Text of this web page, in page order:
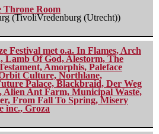
Throne Room
(TivoliVredenburg (Utrecht))
Festival met o.a. In Flames, Arch
Lamb Of God, Alestorm, The
Amorphis, Paleface
Culture, Northlane,
Palace, Blackbraid, Der Weg
Alien Ant Farm, Municipal Waste,
From Fall To Spring, Misery
inc., Groza